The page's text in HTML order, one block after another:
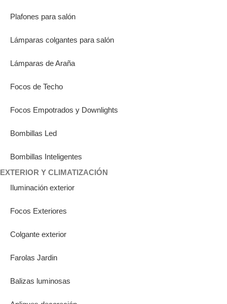
Plafones para salón
Lámparas colgantes para salón
Lámparas de Araña
Focos de Techo
Focos Empotrados y Downlights
Bombillas Led
Bombillas Inteligentes
EXTERIOR Y CLIMATIZACIÓN
Iluminación exterior
Focos Exteriores
Colgante exterior
Farolas Jardin
Balizas luminosas